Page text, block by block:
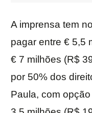
A imprensa tem
pagar entre € 5,5
€ 7 milhões (R$
por 50% dos
Paula, com